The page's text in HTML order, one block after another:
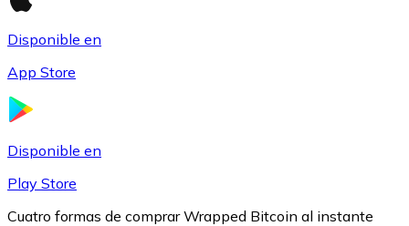
LTC
Disponible en
App Store
Disponible en
Play Store
Cuatro formas de comprar Wrapped Bitcoin al instante